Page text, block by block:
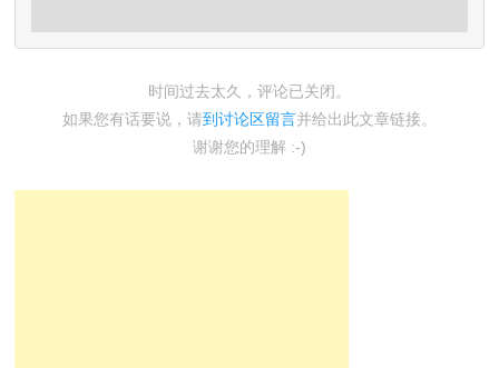
时间过去太久，评论已关闭。
如果您有话要说，请到讨论区留言并给出此文章链接。
谢谢您的理解 :-)